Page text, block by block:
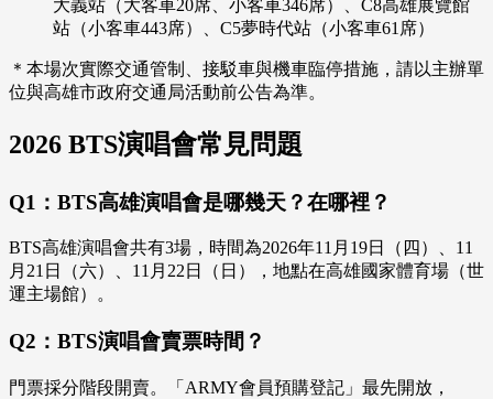
大義站（大客車20席、小客車346席）、C8高雄展覽館
站（小客車443席）、C5夢時代站（小客車61席）
＊本場次實際交通管制、接駁車與機車臨停措施，請以主辦單
位與高雄市政府交通局活動前公告為準。
2026 BTS演唱會常見問題
Q1：BTS高雄演唱會是哪幾天？在哪裡？
BTS高雄演唱會共有3場，時間為2026年11月19日（四）、11
月21日（六）、11月22日（日），地點在高雄國家體育場（世
運主場館）。
Q2：BTS演唱會賣票時間？
門票採分階段開賣。「ARMY會員預購登記」最先開放，